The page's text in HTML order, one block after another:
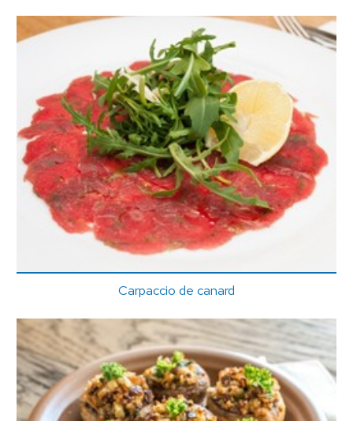
Carpaccio de canard